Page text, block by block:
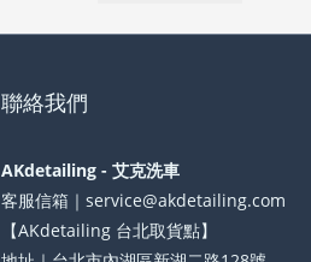
聯絡我們
AKdetailing - 艾克洗車
客服信箱｜service@akdetailing.com
【AKdetailing 台北取貨點】